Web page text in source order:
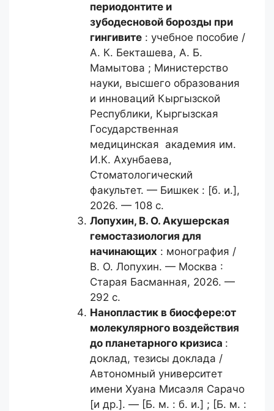
периодонтите и
зубодесновой борозды при
гингивите : учебное пособие /
А. К. Бекташева, А. Б.
Мамытова ; Министерство
науки, высшего образования
и инноваций Кыргызской
Республики, Кыргызская
Государственная
медицинская академия им.
И.К. Ахунбаева,
Стоматологический
факультет. — Бишкек : [б. и.],
2026. — 108 с.
Лопухин, В. О. Акушерская
гемостазиология для
начинающих : монография /
В. О. Лопухин. — Москва :
Старая Басманная, 2026. —
292 с.
Нанопластик в биосфере:от
молекулярного воздействия
до планетарного кризиса :
доклад, тезисы доклада /
Автономный университет
имени Хуана Мисаэля Сарачо
[и др.]. — [Б. м. : б. и.] ; [Б. м. :